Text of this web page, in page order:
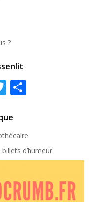
?
Twitter
d’humeur